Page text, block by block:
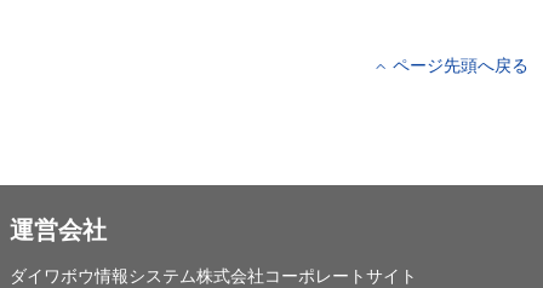
ページ先頭へ戻る
運営会社
ダイワボウ情報システム株式会社コーポレートサイト